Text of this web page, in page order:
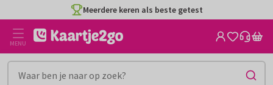
naar
inhoud
Meerdere keren als beste getest
MENU